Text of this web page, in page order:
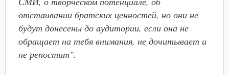
отстаивании братских ценностей, но они не
будут донесены до аудитории, если она не
обращает на тебя внимания, не дочитывает и
не репостит".